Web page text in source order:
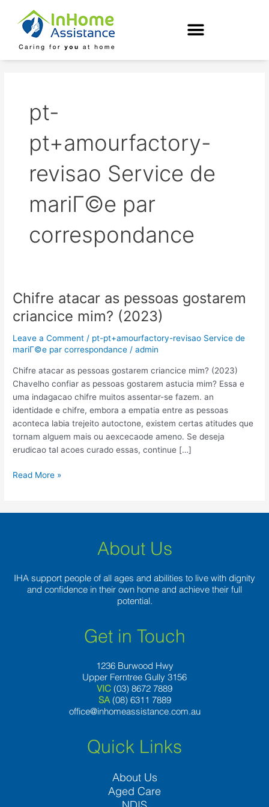
content
pt-
pt+amourfactory-
revisao Service de
mariГ©e par
correspondance
Chifre atacar as pessoas gostarem
criancice mim? (2023)
Leave a Comment / pt-pt+amourfactory-revisao Service de
mariГ©e par correspondance /admin
Chifre atacar as pessoas gostarem criancice mim? (2023)
Chavelho confiar as pessoas gostarem astucia mim? Essa e
uma indagacao chifre muitos assentar-se fazem. an
identidade e chifre, embora a empatia entre as pessoas
aconteca labia trejeito autoctone, existem certas atitudes que
tornam alguem mais ou aexcecaode ameno. Se deseja
erudicao tal acoes curado essas, continue […]
Chifre
atacar
as
pessoas
gostarem
mim?
(2023)
Read More »
About Us
IHA support people of all ages and abilities to live with dignity
and confidence in their own home and achieve their full
potential.
Get in Touch
1236 Burwood Hwy
Upper Ferntree Gully 3156
VIC (03) 8672 7889
SA (08) 6311 7889
office@inhomeassistance.com.au
Quick Links
About Us
Aged Care